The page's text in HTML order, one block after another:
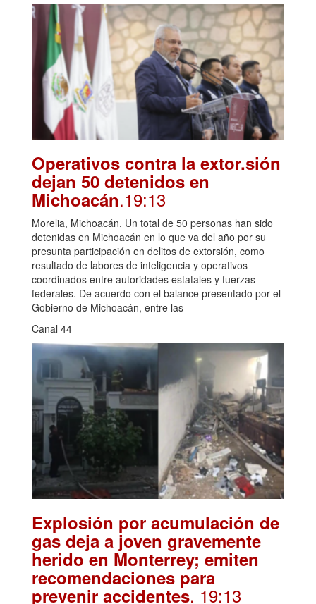
Operativos contra la extor.sión
dejan 50 detenidos en
Michoacán.19:13
Morelia, Michoacán. Un total de 50 personas han sido
detenidas en Michoacán en lo que va del año por su
presunta participación en delitos de extorsión, como
resultado de labores de inteligencia y operativos
coordinados entre autoridades estatales y fuerzas
federales. De acuerdo con el balance presentado por el
Gobierno de Michoacán, entre las
Canal 44
Explosión por acumulación de
gas deja a joven gravemente
herido en Monterrey; emiten
recomendaciones para
prevenir accidentes. 19:13